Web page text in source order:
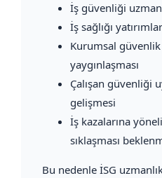
İş güvenliği
İş sağlığı
Kurumsal
yaygınlaşması
Çalışan güvenliği
gelişmesi
İş kazalarına
sıklaşması
Bu nedenle İSG